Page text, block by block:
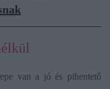
van a jó és pihentető